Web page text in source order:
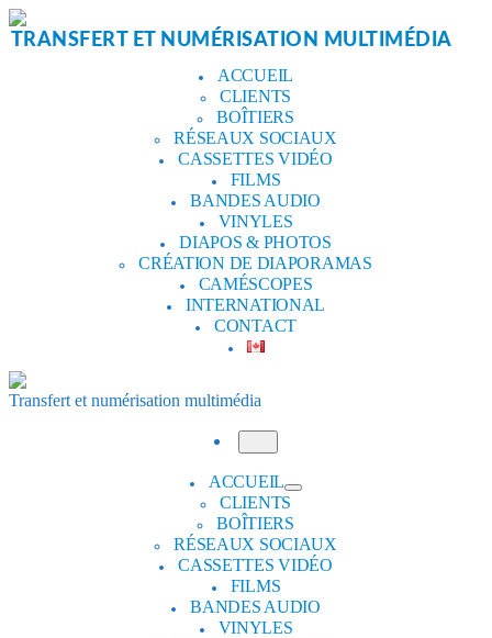
Aller
auTRANSFERT ET NUMÉRISATION MULTIMÉDIA
ACCUEIL
CLIENTS
BOÎTIERS
RÉSEAUX SOCIAUX
CASSETTES VIDÉO
FILMS
BANDES AUDIO
VINYLES
DIAPOS & PHOTOS
CRÉATION DE DIAPORAMAS
CAMÉSCOPES
INTERNATIONAL
CONTACT
Transfert et numérisation multimédia
ACCUEIL
CLIENTS
BOÎTIERS
RÉSEAUX SOCIAUX
CASSETTES VIDÉO
FILMS
BANDES AUDIO
VINYLES